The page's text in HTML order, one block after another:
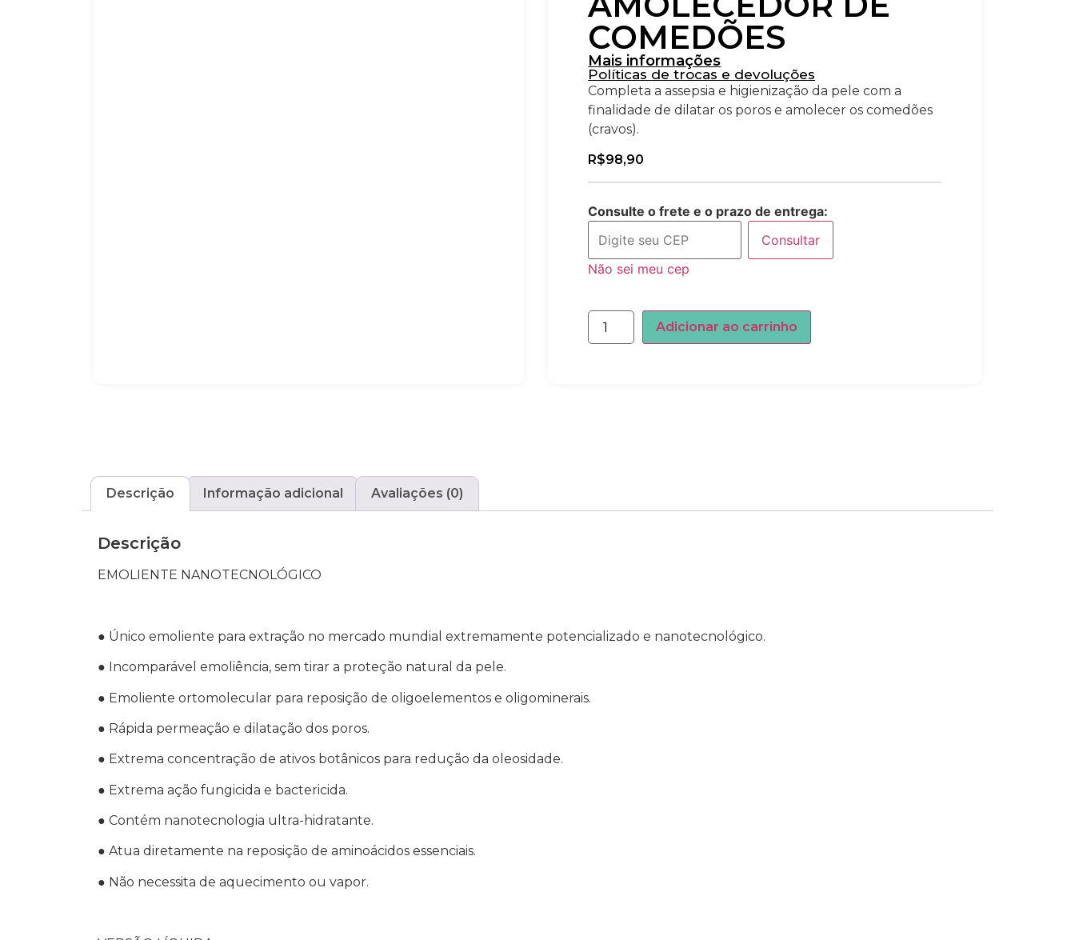
COMEDÕES
Mais informações
Políticas de trocas e devoluções
Completa a assepsia e higienização da pele com a
finalidade de dilatar os poros e amolecer os comedões
(cravos).
R$98,90
Consulte o frete e o prazo de entrega:
Consultar
Não sei meu cep
Adicionar ao carrinho
Descrição Informação adicional Avaliações (0)
Descrição
EMOLIENTE NANOTECNOLÓGICO
● Único emoliente para extração no mercado mundial extremamente potencializado e nanotecnológico.
● Incomparável emoliência, sem tirar a proteção natural da pele.
● Emoliente ortomolecular para reposição de oligoelementos e oligominerais.
● Rápida permeação e dilatação dos poros.
● Extrema concentração de ativos botânicos para redução da oleosidade.
● Extrema ação fungicida e bactericida.
● Contém nanotecnologia ultra-hidratante.
● Atua diretamente na reposição de aminoácidos essenciais.
● Não necessita de aquecimento ou vapor.